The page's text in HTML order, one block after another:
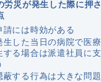
労災が発生した際に押
請には時効がある
生した当日の病院で医
する場合は派遣社員に
蔽する行為は大きな問